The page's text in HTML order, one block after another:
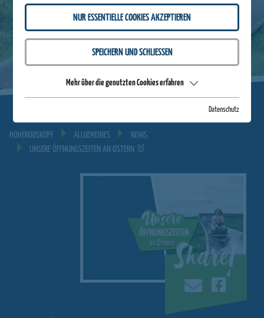
ZURÜCK ZUR ÜBERSICHT
HOHERODSKOPF ALLGEMEINES
NEWS
UNSERE ÖFFNUNGSZEITEN AN OSTERN 🐰
Share!
NUR ESSENTIELLE COOKIES AKZEPTIEREN
SPEICHERN UND SCHLIESSEN
Mehr über die genutzten Cookies erfahren
Datenschutz